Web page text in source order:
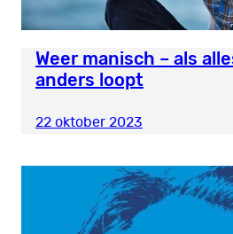
Weer manisch – als
anders loopt
22 oktober 2023